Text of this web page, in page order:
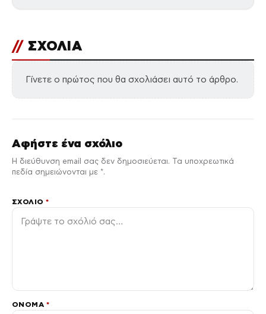
// ΣΧΟΛΙΑ
Γίνετε ο πρώτος που θα σχολιάσει αυτό το άρθρο.
Αφήστε ένα σχόλιο
Η διεύθυνση email σας δεν δημοσιεύεται. Τα υποχρεωτικά
πεδία σημειώνονται με *.
ΣΧΌΛΙΟ*
ΌΝΟΜΑ *